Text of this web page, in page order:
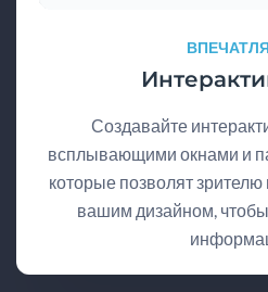
Создавайте
всплывающими окнами и
которые позволят
вашим дизайном,